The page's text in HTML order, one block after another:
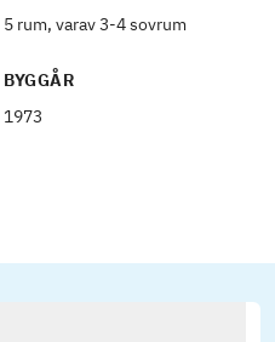
5 rum, varav 3-4 sovrum
BYGGÅR
1973